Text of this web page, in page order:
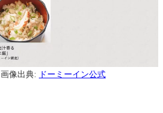
画像出典: ドーミーイン公式